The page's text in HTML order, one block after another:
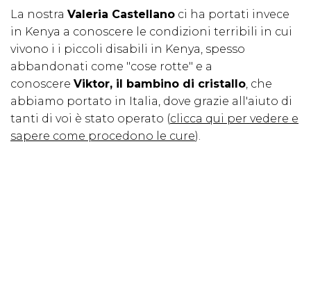
La nostra Valeria Castellano ci ha portati invece
in Kenya a conoscere le condizioni terribili in cui
vivono i i piccoli disabili in Kenya, spesso
abbandonati come "cose rotte" e a
conoscere Viktor, il bambino di cristallo, che
abbiamo portato in Italia, dove grazie all'aiuto di
tanti di voi è stato operato (clicca qui per vedere e
sapere come procedono le cure).